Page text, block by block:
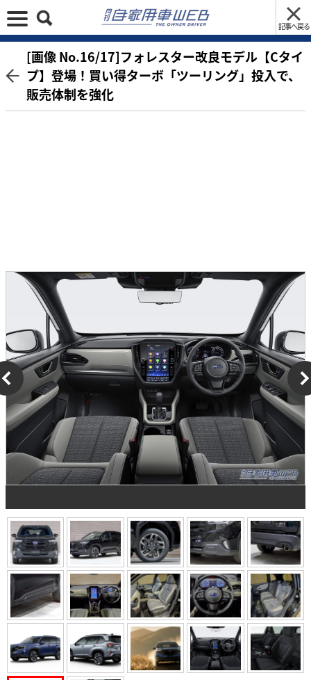
記事へ戻る
[画像 No.16/17]フォレスター改良モデル【Cタイ
プ】登場！買い得ターボ「ツーリング」投入で、
販売体制を強化